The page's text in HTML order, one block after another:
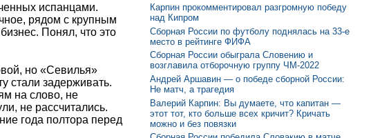
испанцами.
рядом с крупным
Понял, что это
но «Севилья»
стали задерживать.
на слово, не
не рассчитались.
года полтора перед
Карпин прокомментировал разгромную победу
над Кипром
Сборная России по футболу поднялась на 33-е
место в рейтинге ФИФА
Сборная России обыграла Словению и
возглавила отборочную группу ЧМ-2022
Андрей Аршавин — о победе сборной России:
Не матч, а трагедия
Валерий Карпин: Вы думаете, что капитан —
этот тот, кто больше всех кричит? Кричать
можно и без повязки